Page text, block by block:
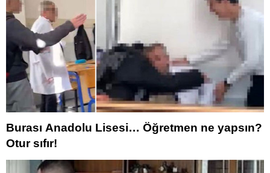
Burası Anadolu Lisesi… Öğretmen ne yapsın?
Otur sıfır!